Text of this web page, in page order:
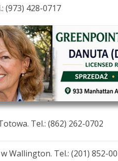
(973) 428-0717
Tel.: (862) 262-0702
Wallington. Tel.: (201) 852-